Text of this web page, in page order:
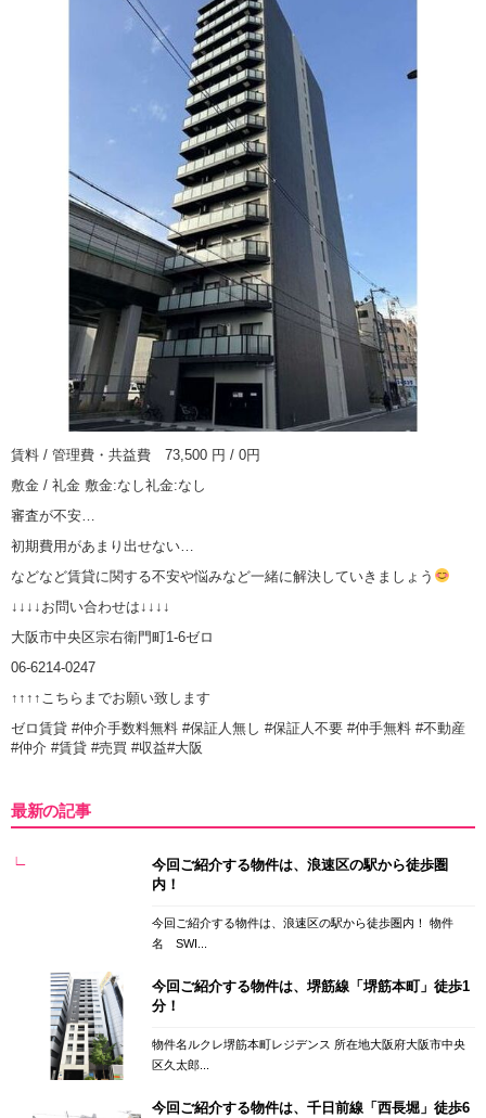
賃料 / 管理費・共益費 73,500 円 / 0円
敷金 / 礼金 敷金:なし礼金:なし
審査が不安…
初期費用があまり出せない…
などなど賃貸に関する不安や悩みなど一緒に解決していきましょう
↓↓↓↓お問い合わせは↓↓↓↓
大阪市中央区宗右衛門町1-6ゼロ
06-6214-0247
↑↑↑↑こちらまでお願い致します
ゼロ賃貸 #仲介手数料無料 #保証人無し #保証人不要 #仲手無料 #不動産
#仲介 #賃貸 #売買 #収益#大阪
最新の記事
今回ご紹介する物件は、浪速区の駅から徒歩圏
内！
今回ご紹介する物件は、浪速区の駅から徒歩圏内！ 物件
名 SWI...
今回ご紹介する物件は、堺筋線「堺筋本町」徒歩1
分！
物件名ルクレ堺筋本町レジデンス 所在地大阪府大阪市中央
区久太郎...
今回ご紹介する物件は、千日前線「西長堀」徒歩6